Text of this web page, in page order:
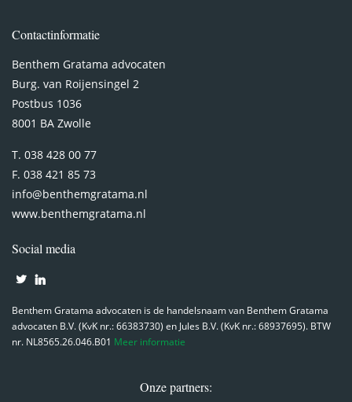
Contactinformatie
Benthem Gratama advocaten
Burg. van Roijensingel 2
Postbus 1036
8001 BA Zwolle
T. 038 428 00 77
F. 038 421 85 73
info@benthemgratama.nl
www.benthemgratama.nl
Social media
Benthem Gratama advocaten is de handelsnaam van Benthem Gratama
advocaten B.V. (KvK nr.: 66383730) en Jules B.V. (KvK nr.: 68937695). BTW
nr. NL8565.26.046.B01 Meer informatie
Onze partners: